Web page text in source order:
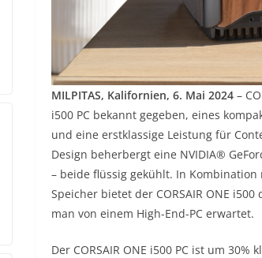
MILPITAS, Kalifornien, 6. Mai 2024 –
i500 PC bekannt gegeben, eines
und eine erstklassige Leistung für
Design beherbergt eine NVIDIA®
– beide flüssig gekühlt. In Kombination
Speicher bietet der CORSAIR ONE
man von einem High-End-PC erwartet.
Der CORSAIR ONE i500 PC ist um